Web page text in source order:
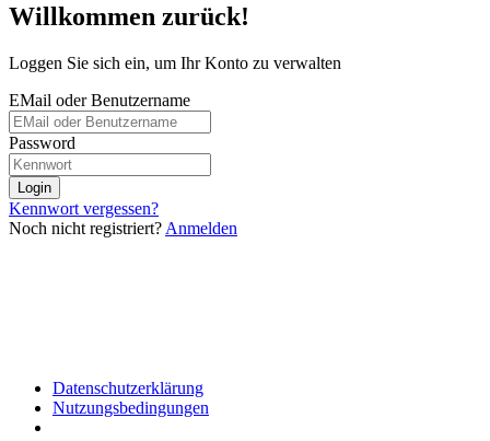
Willkommen zurück!
Loggen Sie sich ein, um Ihr Konto zu verwalten
EMail oder Benutzername
Password
Login
Kennwort vergessen?
Noch nicht registriert? Anmelden
Datenschutzerklärung
Nutzungsbedingungen